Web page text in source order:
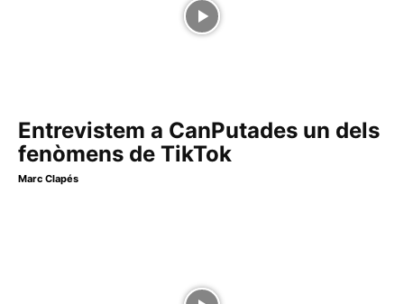
Entrevistem a CanPutades un dels
fenòmens de TikTok
Marc Clapés